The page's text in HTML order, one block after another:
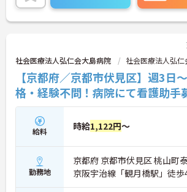
社会医療法人弘仁会大島病院 社会医療法人弘仁
【京都府／京都市伏見区】週3日
格・経験不問！病院にて看護助手
給料 時給1,122円～
勤務地
京都府 京都市伏見区 桃山町
京阪宇治線「観月橋駅」徒歩